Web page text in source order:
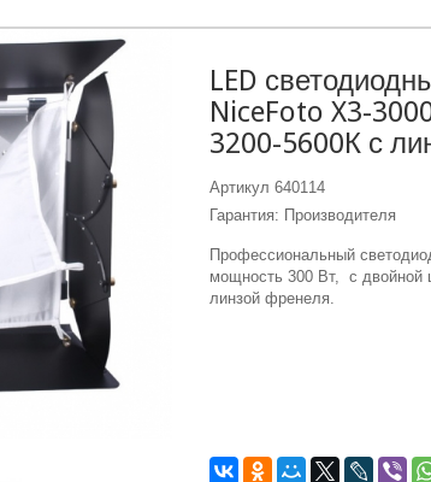
LED
NiceFoto X3-
3200-5600К с
Артикул 640114
Гарантия: Производителя
Профессиональный
мощность 300 Вт, с двойной
линзой френеля.